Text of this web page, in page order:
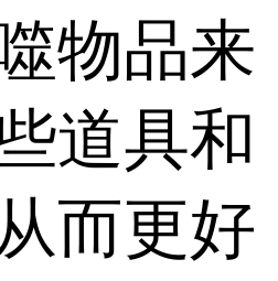
物品来
道具和
而更好